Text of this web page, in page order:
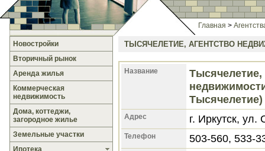
Главная >
Новостройки
Вторичный рынок
Аренда жилья
Коммерческая
недвижимость
Дома, коттеджи,
загородное жилье
Земельные участки
Ипотека
ТЫСЯЧЕЛЕТИЕ, АГЕНТСТВО
Название
Тысячелетие,
Тысячелетие)
Адрес г. Иркутск, ул.
Телефон 503-560, 533-